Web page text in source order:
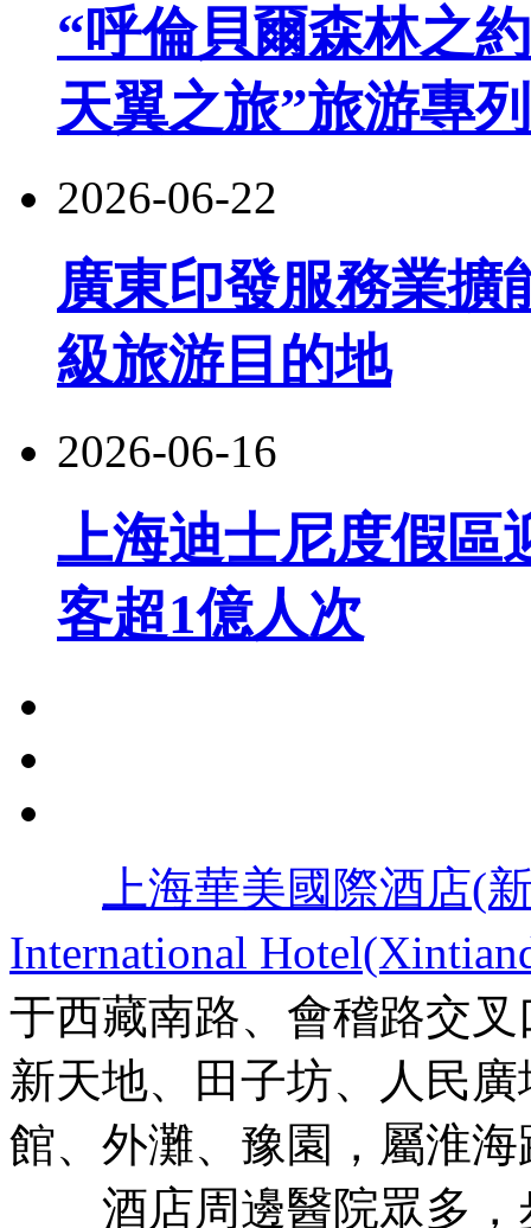
“呼倫貝爾森林之
天翼之旅”旅游專
2026-06-22
廣東印發服務業擴
級旅游目的地
2026-06-16
上海迪士尼度假區
客超1億人次
上海華美國際酒店(
International
于西藏南路、會稽路交
新天地、田子坊、人民
館、外灘、豫園，屬淮
酒店周邊醫院眾多，